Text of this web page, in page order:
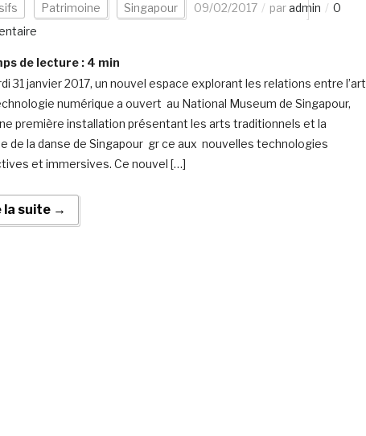
Patrimoine Singapour 09/02/2017 paradmin
0
de lecture : 4 min
31 janvier 2017, un nouvel espace explorant les relations entre l’art
numérique a ouvert au National Museum de Singapour,
première installation présentant les arts traditionnels et la
de la danse de Singapour gr ce aux nouvelles technologies
et immersives. Ce nouvel […]
la suite →